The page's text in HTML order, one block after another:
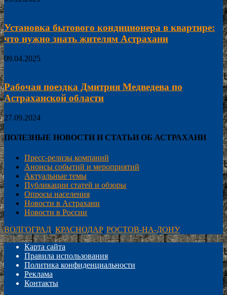
Установка бытового кондиционера в квартире:
что нужно знать жителям Астрахани
09.04.2025
Рабочая поездка Дмитрия Медведева по
Астраханской области
27.09.2024
ПОЛЕЗНЫЕ НОВОСТИ И СТАТЬИ ОБ АСТРАХАНИ
Пресс-релизы компаний
Анонсы событий и мероприятий
Актуальные темы
Публикации статей и обзоры
Опросы населения
Новости в Астрахани
Новости в России
ВОЛГОГРАД, КРАСНОДАР, РОСТОВ-НА-ДОНУ
Карта сайта
Правила использования
Политика конфиденциальности
Реклама
Контакты